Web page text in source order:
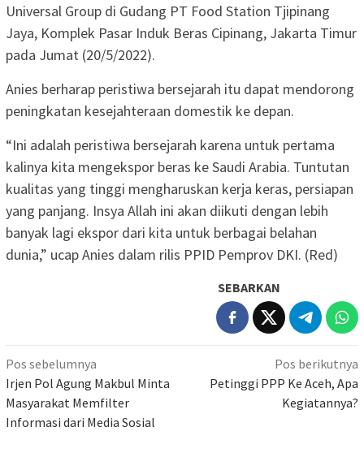
Universal Group di Gudang PT Food Station Tjipinang
Jaya, Komplek Pasar Induk Beras Cipinang, Jakarta Timur
pada Jumat (20/5/2022).
Anies berharap peristiwa bersejarah itu dapat mendorong
peningkatan kesejahteraan domestik ke depan.
“Ini adalah peristiwa bersejarah karena untuk pertama
kalinya kita mengekspor beras ke Saudi Arabia. Tuntutan
kualitas yang tinggi mengharuskan kerja keras, persiapan
yang panjang. Insya Allah ini akan diikuti dengan lebih
banyak lagi ekspor dari kita untuk berbagai belahan
dunia,” ucap Anies dalam rilis PPID Pemprov DKI. (Red)
SEBARKAN
Navigasi
pos
Pos sebelumnya
Irjen Pol Agung Makbul Minta
Masyarakat Memfilter
Informasi dari Media Sosial
Pos berikutnya
Petinggi PPP Ke Aceh, Apa
Kegiatannya?